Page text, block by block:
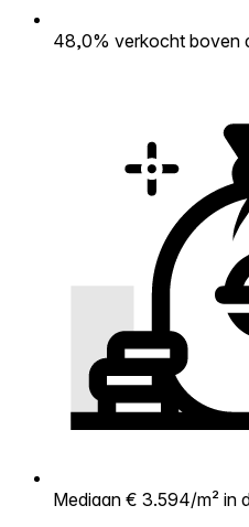
48,0% verkocht boven
Mediaan € 3.594/m² in